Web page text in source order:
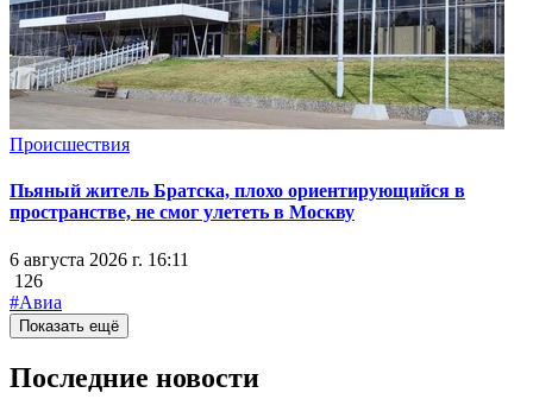
Происшествия
Пьяный житель Братска, плохо ориентирующийся в
пространстве, не смог улететь в Москву
6 августа 2026 г. 16:11
126
#Авиа
Показать ещё
Последние новости